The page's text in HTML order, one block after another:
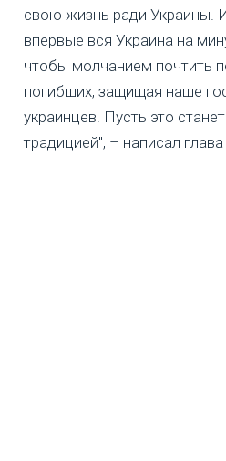
свою жизнь ради Украины.
впервые вся Украина на
чтобы молчанием почтить
погибших, защищая наше
украинцев. Пусть это
традицией", – написал